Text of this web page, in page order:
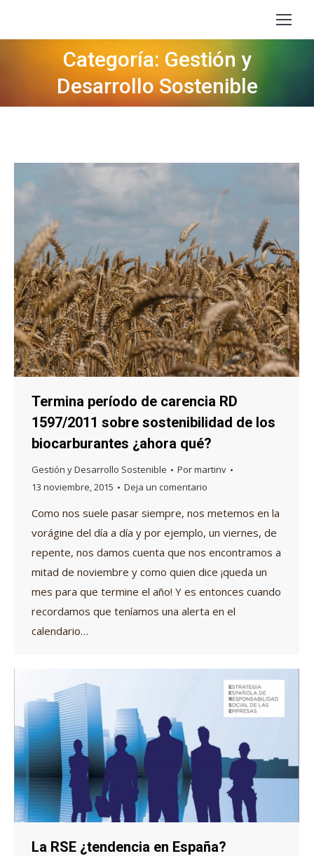
Categoría: Gestión y
Desarrollo Sostenible
Termina período de carencia RD
1597/2011 sobre sostenibilidad de los
biocarburantes ¿ahora qué?
Gestión y Desarrollo Sostenible Pormartinv
13 noviembre, 2015
Deja un comentario
Como nos suele pasar siempre, nos metemos en la
vorágine del día a día y por ejemplo, un viernes, de
repente, nos damos cuenta que nos encontramos a
mitad de noviembre y como quien dice ¡queda un
mes para que termine el año! Y es entonces cuando
recordamos que teníamos una alerta en el
calendario…
La RSE ¿tendencia en España?